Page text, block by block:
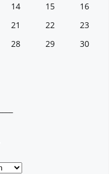
14 15
16
21 22
23
28 29
30